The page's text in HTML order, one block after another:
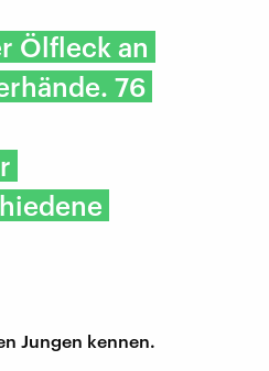
Ölfleck an
76
Jungen kennen.